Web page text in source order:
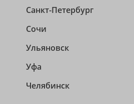
Санкт-Петербург
Сочи
Ульяновск
Уфа
Челябинск